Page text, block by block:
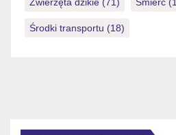
Zwierzęta dzikie (71) Śmierć
Środki transportu (18)